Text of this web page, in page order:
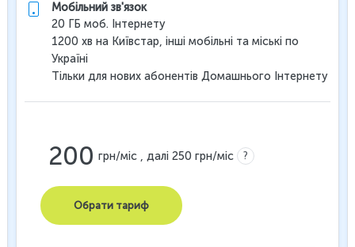
Мобільний зв'язок
20 ГБ моб. Інтернету
1200 хв на Київстар, інші мобільні та міські по
Україні
Тільки для нових абонентів Домашнього Інтернету
200 грн/міс , далі 250 грн/міс ?
Обрати тариф